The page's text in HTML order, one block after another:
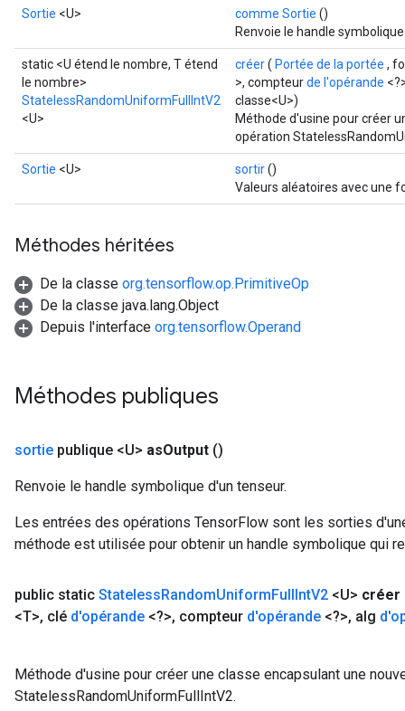
Sortie <U> comme Sortie ()
Renvoie le handle
static <U étend le nombre, T étend
le nombre>
StatelessRandomUniformFullIntV2
<U>
créer( Portée de la portée ,
>, compteurde l'opérande
classe<U>)
Méthode d'usine pour créer
opération
Sortie <U> sortir()
Valeurs aléatoires avec une
Méthodes héritées
De la classe org.tensorflow.op.PrimitiveOp
De la classe java.lang.Object
Depuis l'interface org.tensorflow.Operand
Méthodes publiques
sortie publique <U> asOutput ()
Renvoie le handle symbolique d'un tenseur.
Les entrées des opérations TensorFlow sont les sorties
méthode est utilisée pour obtenir un handle symbolique qui
public static StatelessRandomUniformFullIntV2 <U> créer
<T>, clé d'opérande <?>, compteur d'opérande <?>, alg
Méthode d'usine pour créer une classe encapsulant une
StatelessRandomUniformFullIntV2.